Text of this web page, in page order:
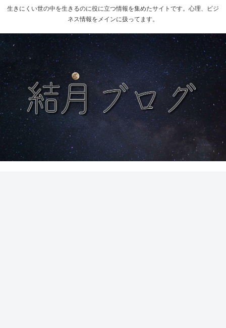
生きにくい世の中を生きるのに役に立つ情報を集めたサイトです。心理、ビジ
ネス情報をメインに扱ってます。